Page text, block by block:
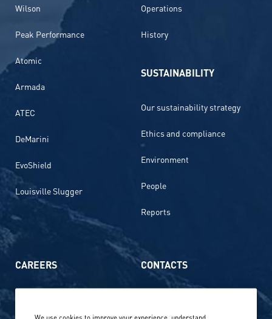
Wilson
Peak Performance
Atomic
Armada
ATEC
DeMarini
EvoShield
Louisville Slugger
Operations
History
SUSTAINABILITY
Our sustainability strategy
Ethics and compliance
Environment
People
Reports
CAREERS CONTACTS